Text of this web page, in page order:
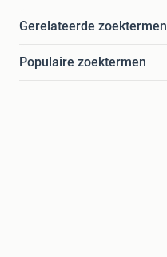
Gerelateerde zoektermen
Populaire zoektermen